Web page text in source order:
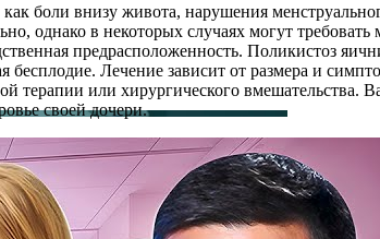
боли внизу живота, нарушения
однако в некоторых случаях могут требовать
предрасположенность. Поликистоз
бесплодие. Лечение зависит от размера и
терапии или хирургического вмешательства.
своей дочери.